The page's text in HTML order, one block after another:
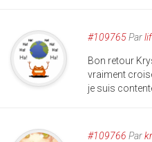
#109765Par
Bon retour
vraiment
je suis
#109766 Par